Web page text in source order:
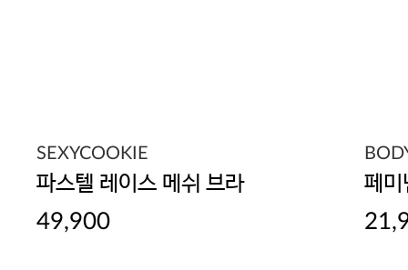
SEXYCOOKIE
파스텔 레이스 메쉬 브라
49,900
페미